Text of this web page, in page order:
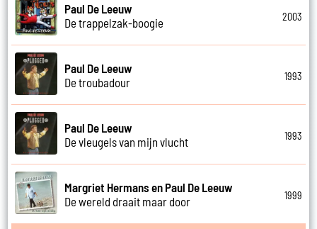
Paul De Leeuw
De trappelzak-boogie
2003
Paul De Leeuw
De troubadour
1993
Paul De Leeuw
De vleugels van mijn vlucht
1993
Margriet Hermans en Paul De Leeuw
De wereld draait maar door
1999